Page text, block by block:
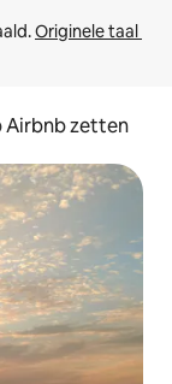
Originele taal
Airbnb zetten